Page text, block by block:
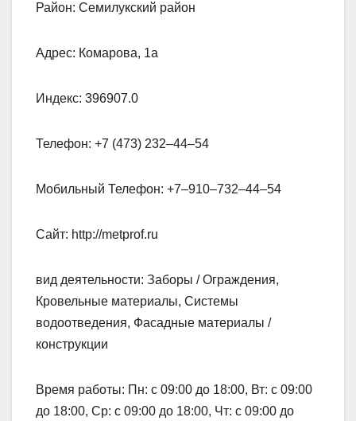
Район: Семилукский район
Адрес: Комарова, 1а
Индекс: 396907.0
Телефон: +7 (473) 232‒44‒54
Мобильный Телефон: +7‒910‒732‒44‒54
Сайт: http://metprof.ru
вид деятельности: Заборы / Ограждения,
Кровельные материалы, Системы
водоотведения, Фасадные материалы /
конструкции
Время работы: Пн: с 09:00 до 18:00, Вт: с 09:00
до 18:00, Ср: с 09:00 до 18:00, Чт: с 09:00 до